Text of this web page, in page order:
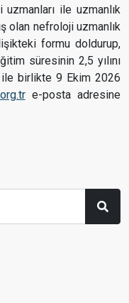
ile uzmanlık
olan nefroloji uzmanlık
formu doldurup,
süresinin 2,5 yılını
ile birlikte 9 Ekim 2026
e-posta adresine